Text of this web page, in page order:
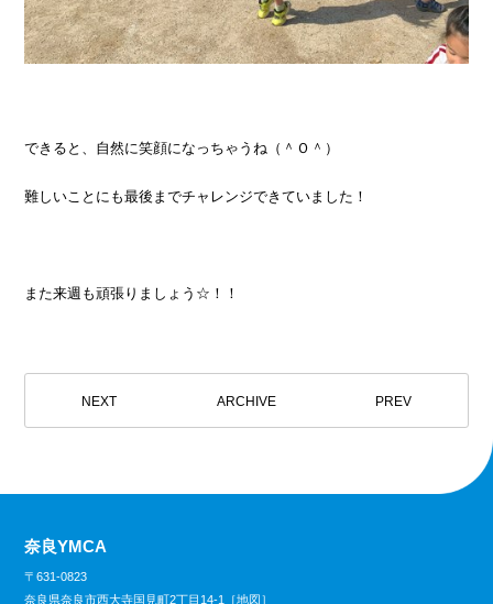
できると、自然に笑顔になっちゃうね（＾Ｏ＾）
難しいことにも最後までチャレンジできていました！
また来週も頑張りましょう☆！！
NEXT ARCHIVE PREV
奈良YMCA
〒631-0823
奈良県奈良市西大寺国見町2丁目14-1［地図］